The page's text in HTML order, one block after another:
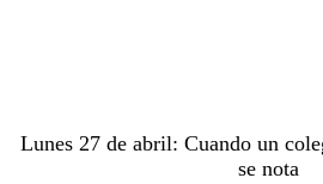
Lunes 27 de abril: Cuando un
se nota